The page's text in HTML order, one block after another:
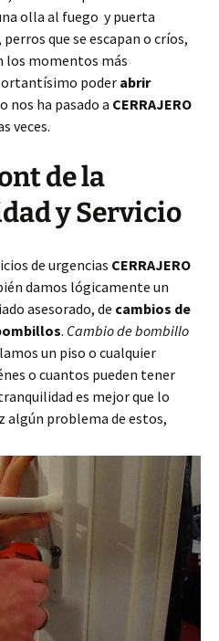
olla al fuego y puerta
que se escapan o críos,
los momentos más
poder abrir
nos ha pasado a CERRAJERO
veces.
de la
y Servicio
de urgencias CERRAJERO
damos lógicamente un
asesorado, de cambios de
. Cambio de bombillo
un piso o cualquier
o cuantos pueden tener
es mejor que lo
algún problema de estos,